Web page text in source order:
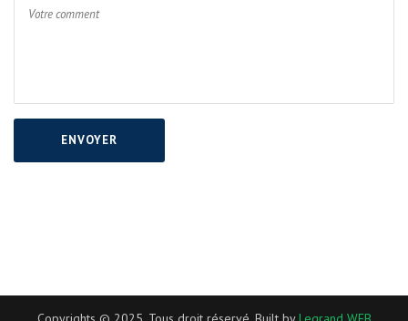
ENVOYER